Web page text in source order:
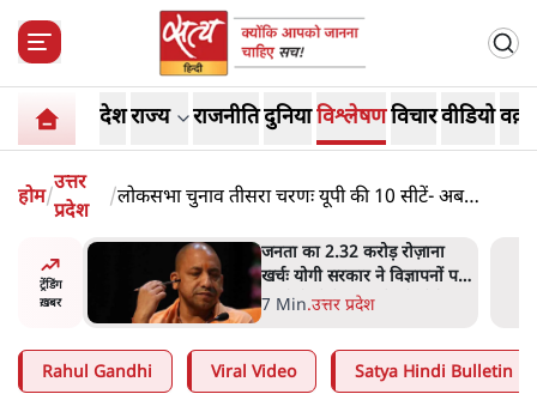
देशराज्य राजनीतिदुनियाविश्लेषणविचारवीडियो
होम/
उत्तर
प्रदेश
/लोकसभा चुनाव तीसरा चरणः यूपी की 10 सीटें- अब
ट्रेंडिंग
ख़बर
जनता का 2.32 करोड़ रोज़ाना
खर्चः योगी सरकार ने विज्ञापनों पर
उड़ाने में मोदी 3.0 को भी पीछे
छोड़ा
उत्तर प्रदेश
Rahul Gandhi Viral Video Satya Hindi Bulletin